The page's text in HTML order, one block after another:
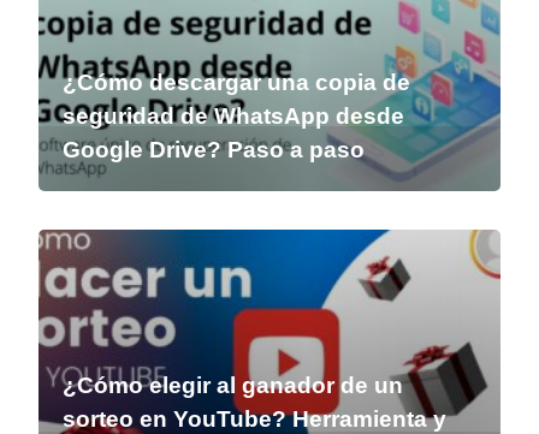
¿Cómo descargar una copia de
seguridad de WhatsApp desde
Google Drive? Paso a paso
¿Cómo elegir al ganador de un
sorteo en YouTube? Herramienta y